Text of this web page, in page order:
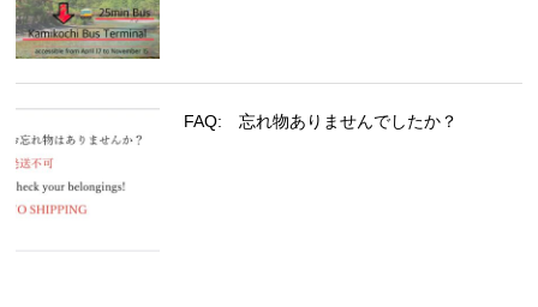
FAQ: 忘れ物ありませんでしたか？